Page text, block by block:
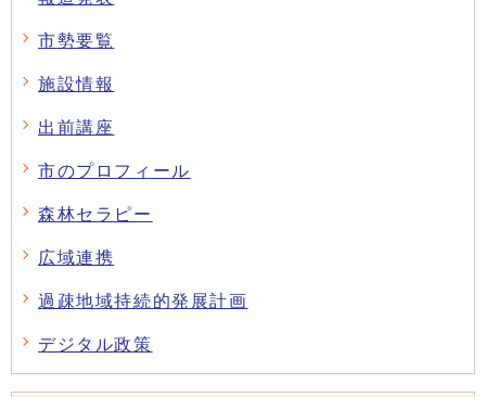
市勢要覧
施設情報
出前講座
市のプロフィール
森林セラピー
広域連携
過疎地域持続的発展計画
デジタル政策